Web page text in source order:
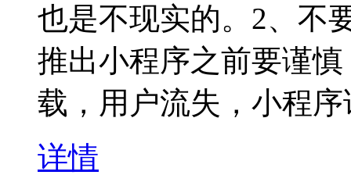
也是不现实的。2、不
推出小程序之前要谨
载，用户流失，小程
详情